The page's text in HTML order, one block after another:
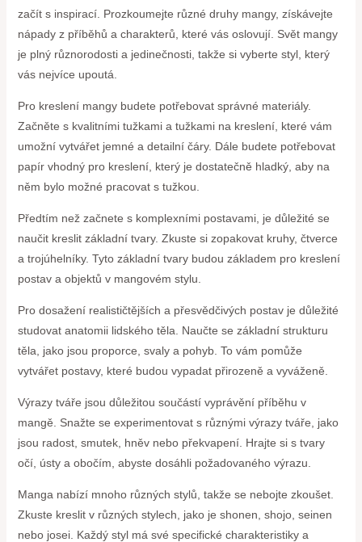
začít s inspirací. Prozkoumejte různé druhy mangy, získávejte
nápady z příběhů a charakterů, které vás oslovují. Svět mangy
je plný různorodosti a jedinečnosti, takže si vyberte styl, který
vás nejvíce upoutá.
Pro kreslení mangy budete potřebovat správné materiály.
Začněte s kvalitními tužkami a tužkami na kreslení, které vám
umožní vytvářet jemné a detailní čáry. Dále budete potřebovat
papír vhodný pro kreslení, který je dostatečně hladký, aby na
něm bylo možné pracovat s tužkou.
Předtím než začnete s komplexními postavami, je důležité se
naučit kreslit základní tvary. Zkuste si zopakovat kruhy, čtverce
a trojúhelníky. Tyto základní tvary budou základem pro kreslení
postav a objektů v mangovém stylu.
Pro dosažení realističtějších a přesvědčivých postav je důležité
studovat anatomii lidského těla. Naučte se základní strukturu
těla, jako jsou proporce, svaly a pohyb. To vám pomůže
vytvářet postavy, které budou vypadat přirozeně a vyváženě.
Výrazy tváře jsou důležitou součástí vyprávění příběhu v
mangě. Snažte se experimentovat s různými výrazy tváře, jako
jsou radost, smutek, hněv nebo překvapení. Hrajte si s tvary
očí, ústy a obočím, abyste dosáhli požadovaného výrazu.
Manga nabízí mnoho různých stylů, takže se nebojte zkoušet.
Zkuste kreslit v různých stylech, jako je shonen, shojo, seinen
nebo josei. Každý styl má své specifické charakteristiky a